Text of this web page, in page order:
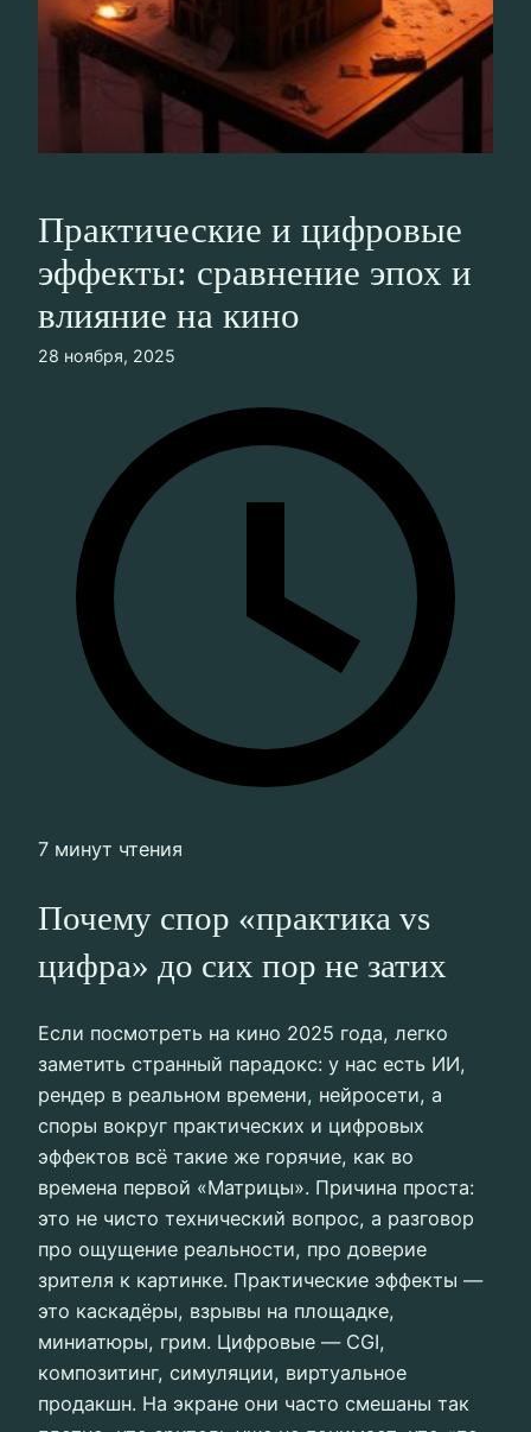
Практические и цифровые
эффекты: сравнение эпох и
влияние на кино
28 ноября, 2025
7 минут чтения
Почему спор «практика vs
цифра» до сих пор не затих
Если посмотреть на кино 2025 года, легко
заметить странный парадокс: у нас есть ИИ,
рендер в реальном времени, нейросети, а
споры вокруг практических и цифровых
эффектов всё такие же горячие, как во
времена первой «Матрицы». Причина проста:
это не чисто технический вопрос, а разговор
про ощущение реальности, про доверие
зрителя к картинке. Практические эффекты —
это каскадёры, взрывы на площадке,
миниатюры, грим. Цифровые — CGI,
композитинг, симуляции, виртуальное
продакшн. На экране они часто смешаны так